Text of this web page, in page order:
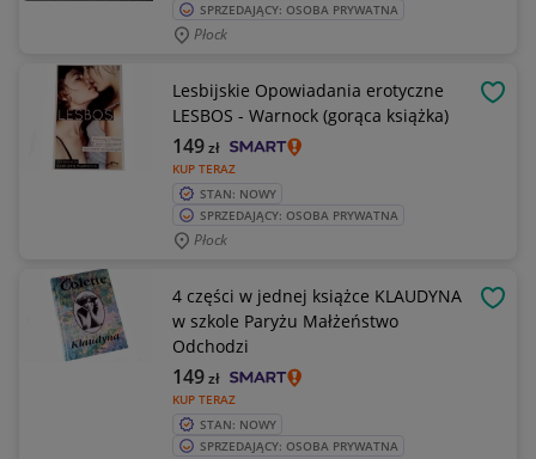
SPRZEDAJĄCY: OSOBA PRYWATNA
Płock
Lesbijskie Opowiadania erotyczne
LESBOS - Warnock (gorąca książka)
KUP TERAZ
149zł
STAN: NOWY
SPRZEDAJĄCY: OSOBA PRYWATNA
Płock
4 części w jednej książce KLAUDYNA
w szkole Paryżu Małżeństwo
Odchodzi
KUP TERAZ
149zł
STAN: NOWY
SPRZEDAJĄCY: OSOBA PRYWATNA